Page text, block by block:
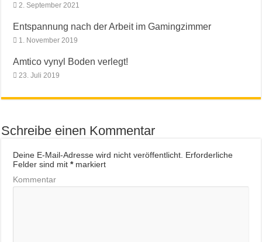
2. September 2021
Entspannung nach der Arbeit im Gamingzimmer
1. November 2019
Amtico vynyl Boden verlegt!
23. Juli 2019
Schreibe einen Kommentar
Deine E-Mail-Adresse wird nicht veröffentlicht. Erforderliche
Felder sind mit*markiert
Kommentar